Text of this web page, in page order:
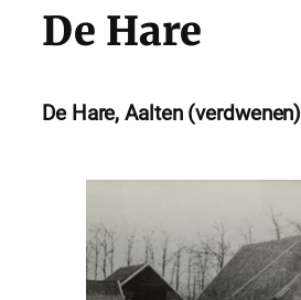
De Hare
De Hare, Aalten (verdwenen)